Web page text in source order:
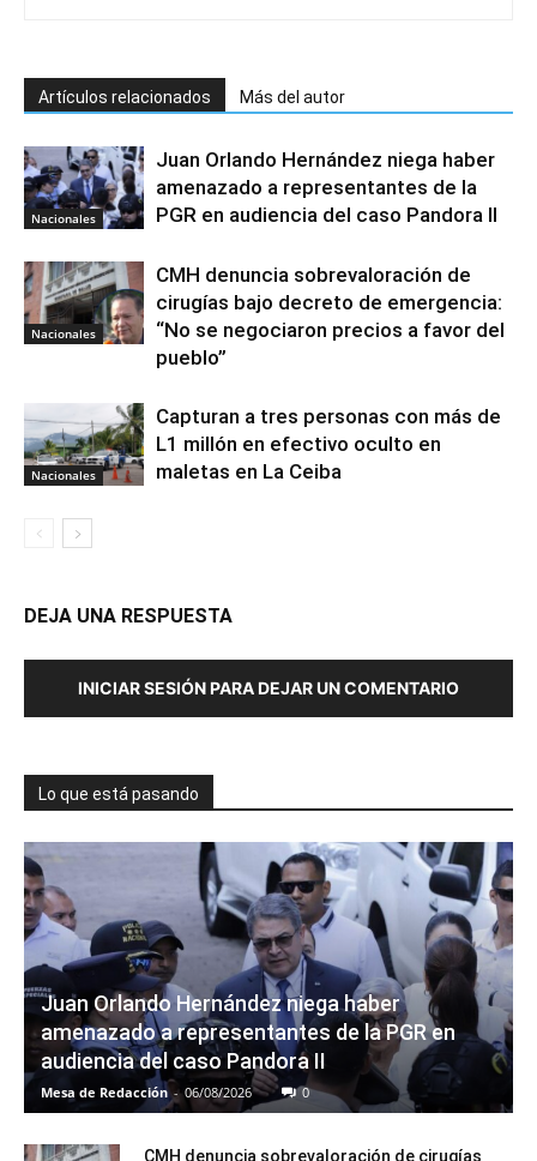
Artículos relacionados Más del autor
Nacionales
Juan Orlando Hernández niega haber
amenazado a representantes de la
PGR en audiencia del caso Pandora II
Nacionales
CMH denuncia sobrevaloración de
cirugías bajo decreto de emergencia:
“No se negociaron precios a favor del
pueblo”
Nacionales
Capturan a tres personas con más de
L1 millón en efectivo oculto en
maletas en La Ceiba
DEJA UNA RESPUESTA
INICIAR SESIÓN PARA DEJAR UN COMENTARIO
Lo que está pasando
Juan Orlando Hernández niega haber
amenazado a representantes de la PGR en
audiencia del caso Pandora II
Mesa de Redacción - 06/08/2026 0
CMH denuncia sobrevaloración de cirugías